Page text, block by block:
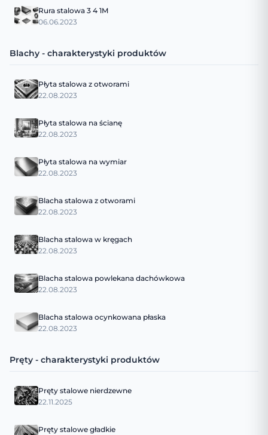
Rura stalowa 3 4 1M
06.06.2023
Blachy - charakterystyki produktów
Płyta stalowa z otworami
22.08.2023
Płyta stalowa na ścianę
22.08.2023
Płyta stalowa na wymiar
22.08.2023
Blacha stalowa z otworami
22.08.2023
Blacha stalowa w kręgach
22.08.2023
Blacha stalowa powlekana dachówkowa
22.08.2023
Blacha stalowa ocynkowana płaska
22.08.2023
Pręty - charakterystyki produktów
Pręty stalowe nierdzewne
22.11.2025
Pręty stalowe gładkie